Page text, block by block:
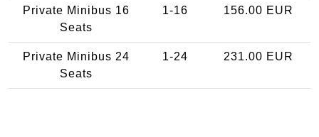
Private Minibus 16
Seats
1-16 156.00 EUR
Private Minibus 24
Seats
1-24 231.00 EUR